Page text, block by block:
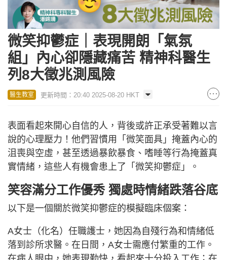
微笑抑鬱症｜表現開朗「氣氛
組」內心卻隱藏痛苦 精神科醫生
列8大徵兆測風險
醫生教室 更新時間：20:40 2025-08-20 HKT
表面看起來開心自信的人，背後或許正承受著難以言
說的心理壓力！他們習慣用「微笑面具」掩蓋內心的
沮喪與空虛，甚至透過暴飲暴食、嗜睡等行為掩蓋真
實情緒，這些人有機會患上了「微笑抑鬱症」。
笑容滿分工作優秀 獨處時情緒跌落谷底
以下是一個關於微笑抑鬱症的模擬臨床個案：
A女士（化名）任職護士，她因為自殘行為和情緒低
落到診所求醫。在日間，A女士需應付繁重的工作。